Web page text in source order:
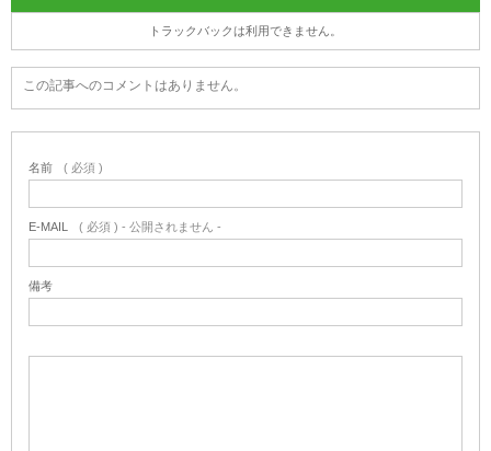
トラックバックは利用できません。
この記事へのコメントはありません。
名前 ( 必須 )
E-MAIL ( 必須 ) - 公開されません -
備考